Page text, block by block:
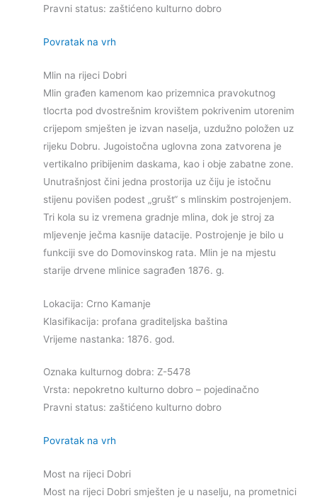
Pravni status: zaštićeno kulturno dobro
Povratak na vrh
Mlin na rijeci Dobri
Mlin građen kamenom kao prizemnica pravokutnog
tlocrta pod dvostrešnim krovištem pokrivenim utorenim
crijepom smješten je izvan naselja, uzdužno položen uz
rijeku Dobru. Jugoistočna uglovna zona zatvorena je
vertikalno pribijenim daskama, kao i obje zabatne zone.
Unutrašnjost čini jedna prostorija uz čiju je istočnu
stijenu povišen podest „grušt“ s mlinskim postrojenjem.
Tri kola su iz vremena gradnje mlina, dok je stroj za
mljevenje ječma kasnije datacije. Postrojenje je bilo u
funkciji sve do Domovinskog rata. Mlin je na mjestu
starije drvene mlinice sagrađen 1876. g.
Lokacija: Crno Kamanje
Klasifikacija: profana graditeljska baština
Vrijeme nastanka: 1876. god.
Oznaka kulturnog dobra: Z-5478
Vrsta: nepokretno kulturno dobro – pojedinačno
Pravni status: zaštićeno kulturno dobro
Povratak na vrh
Most na rijeci Dobri
Most na rijeci Dobri smješten je u naselju, na prometnici